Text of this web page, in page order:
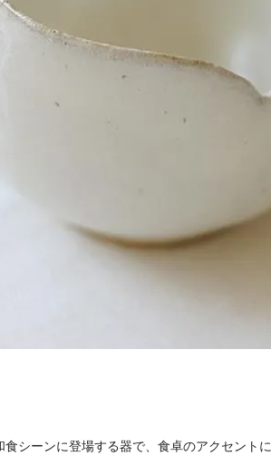
シーンに登場する器で、食卓のアクセントに